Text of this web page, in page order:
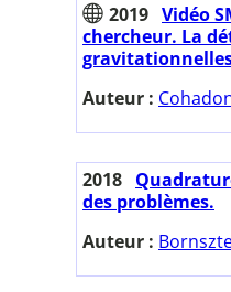
2019 Vidéo
chercheur. La
Auteur :
2018
des problèmes.
Auteur :